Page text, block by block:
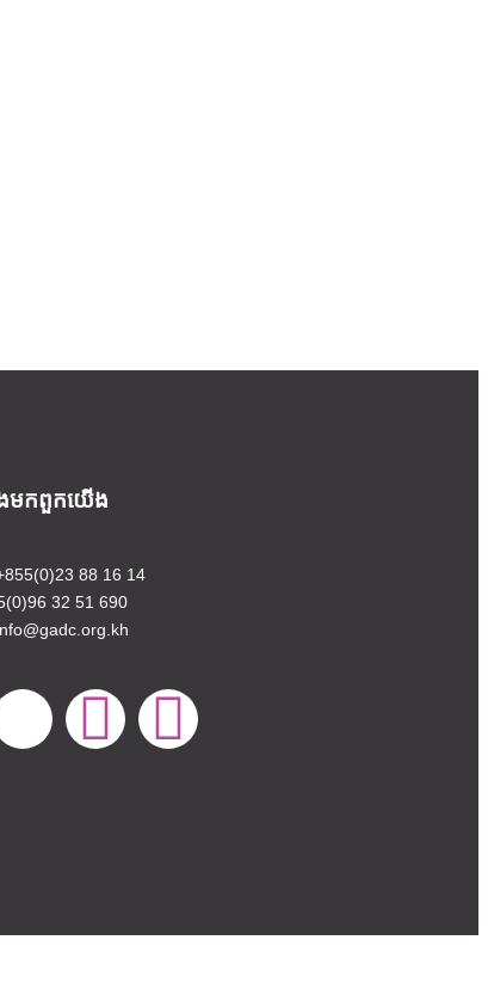
មក​ពួក​យើង
88 16 14
32 51 690